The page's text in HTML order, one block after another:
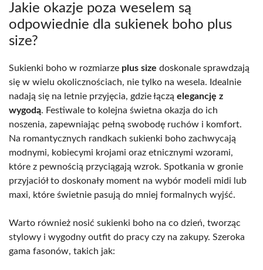
Jakie okazje poza weselem są
odpowiednie dla sukienek boho plus
size?
Sukienki boho w rozmiarze plus size doskonale sprawdzają
się w wielu okolicznościach, nie tylko na wesela. Idealnie
nadają się na letnie przyjęcia, gdzie łączą elegancję z
wygodą. Festiwale to kolejna świetna okazja do ich
noszenia, zapewniając pełną swobodę ruchów i komfort.
Na romantycznych randkach sukienki boho zachwycają
modnymi, kobiecymi krojami oraz etnicznymi wzorami,
które z pewnością przyciągają wzrok. Spotkania w gronie
przyjaciół to doskonały moment na wybór modeli midi lub
maxi, które świetnie pasują do mniej formalnych wyjść.
Warto również nosić sukienki boho na co dzień, tworząc
stylowy i wygodny outfit do pracy czy na zakupy. Szeroka
gama fasonów, takich jak: